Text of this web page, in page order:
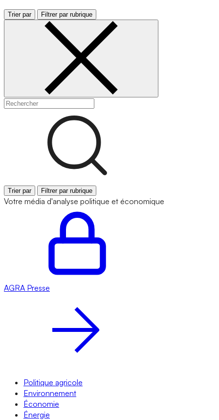
Trier par Filtrer par rubrique
Trier par Filtrer par rubrique
Votre média d'analyse politique et économique
AGRA Presse
Politique agricole
Environnement
Économie
Énergie